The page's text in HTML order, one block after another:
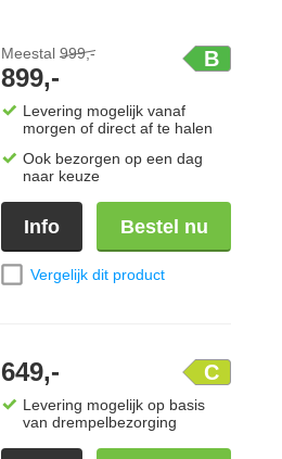
B
Meestal 999,-
899,-
Levering mogelijk vanaf
morgen of direct af te halen
Ook bezorgen op een dag
naar keuze
Info Bestel nu
Vergelijk dit product
C
649,-
Levering mogelijk op basis
van drempelbezorging